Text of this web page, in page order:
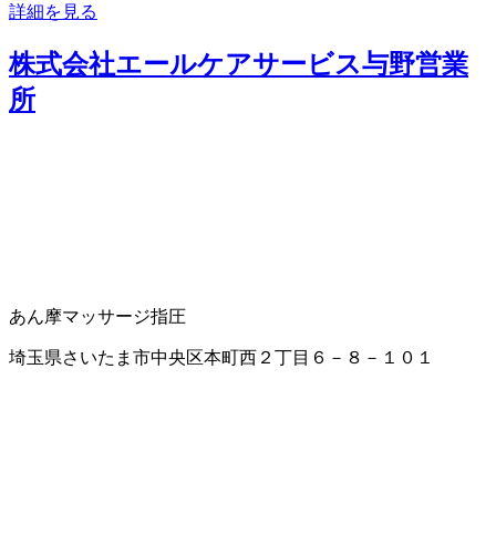
詳細を見る
株式会社エールケアサービス与野営業
所
あん摩マッサージ指圧
埼玉県さいたま市中央区本町西２丁目６－８－１０１